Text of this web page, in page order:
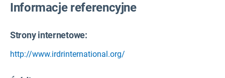
Informacje referencyjne
Strony internetowe:
http://www.irdrinternational.org/